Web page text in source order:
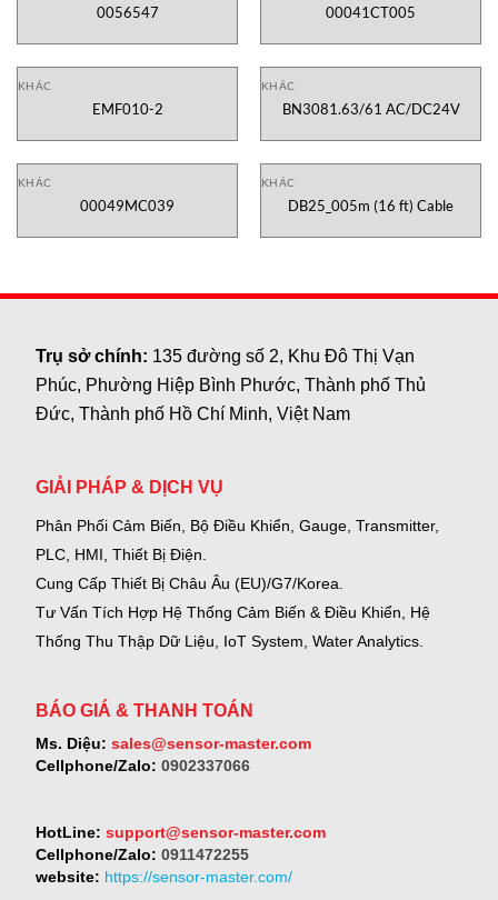
0056547 00041CT005
KHÁC
EMF010-2
KHÁC
BN3081.63/61 AC/DC24V
KHÁC
00049MC039
KHÁC
DB25_005m (16 ft) Cable
Trụ sở chính: 135 đường số 2, Khu Đô Thị Vạn
Phúc, Phường Hiệp Bình Phước, Thành phố Thủ
Đức, Thành phố Hồ Chí Minh, Việt Nam
GIẢI PHÁP & DỊCH VỤ
Phân Phối Cảm Biến, Bộ Điều Khiển, Gauge, Transmitter,
PLC, HMI, Thiết Bị Điện.
Cung Cấp Thiết Bị Châu Âu (EU)/G7/Korea.
Tư Vấn Tích Hợp Hệ Thống Cảm Biến & Điều Khiển, Hệ
Thống Thu Thập Dữ Liệu, IoT System, Water Analytics.
BÁO GIÁ & THANH TOÁN
Ms. Diệu: sales@sensor-master.com
Cellphone/Zalo: 0902337066
HotLine: support@sensor-master.com
Cellphone/Zalo: 0911472255
website: https://sensor-master.com/